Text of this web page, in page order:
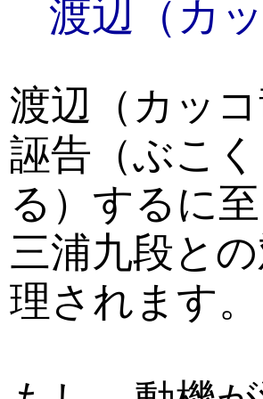
渡辺（カ
渡辺（カッ
誣告（ぶこ
る）するに
三浦九段と
理されます。